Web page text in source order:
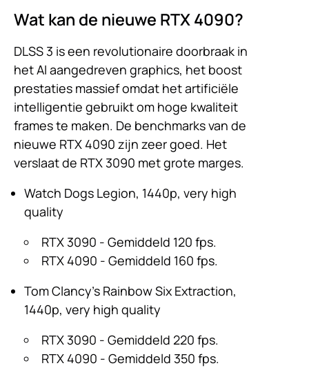
Wat kan de nieuwe RTX 4090?
DLSS 3 is een revolutionaire doorbraak in
het AI aangedreven graphics, het boost
prestaties massief omdat het artificiële
intelligentie gebruikt om hoge kwaliteit
frames te maken. De benchmarks van de
nieuwe RTX 4090 zijn zeer goed. Het
verslaat de RTX 3090 met grote marges.
Watch Dogs Legion, 1440p, very high
quality
RTX 3090 - Gemiddeld 120 fps.
RTX 4090 - Gemiddeld 160 fps.
Tom Clancy's Rainbow Six Extraction,
1440p, very high quality
RTX 3090 - Gemiddeld 220 fps.
RTX 4090 - Gemiddeld 350 fps.